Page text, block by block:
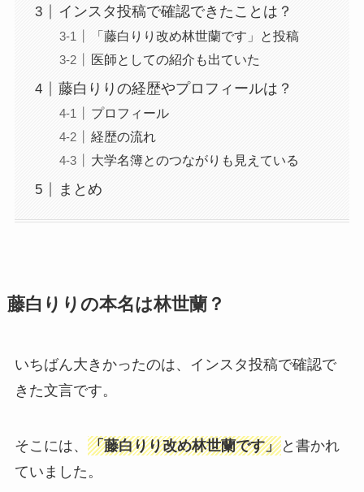
インスタ投稿で確認できたことは？
「藤白りり改め林世蘭です」と投稿
医師としての紹介も出ていた
藤白りりの経歴やプロフィールは？
プロフィール
経歴の流れ
大学名簿とのつながりも見えている
まとめ
藤白りりの本名は林世蘭？
いちばん大きかったのは、インスタ投稿で確認で
きた文言です。
そこには、 「藤白りり改め林世蘭です」と書かれ
ていました。